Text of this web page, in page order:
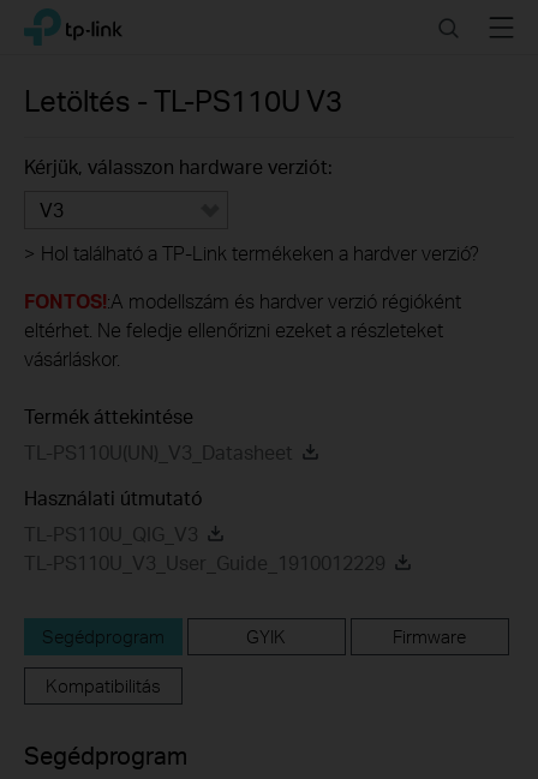
Click
navigation
TP-Link, Reliably Smart SearchMenu
Letöltés -TL-PS110U V3
Kérjük, válasszon hardware verziót:
V3
> Hol található a TP-Link termékeken a hardver verzió?
FONTOS!:A modellszám és hardver verzió régióként
eltérhet. Ne feledje ellenőrizni ezeket a részleteket
vásárláskor.
Termék áttekintése
TL-PS110U(UN)_V3_Datasheet
Használati útmutató
TL-PS110U_QIG_V3
TL-PS110U_V3_User_Guide_1910012229
Segédprogram GYIK Firmware
Kompatibilitás
Segédprogram